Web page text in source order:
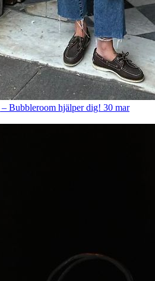
Bubbleroom hjälper dig! 30 mar